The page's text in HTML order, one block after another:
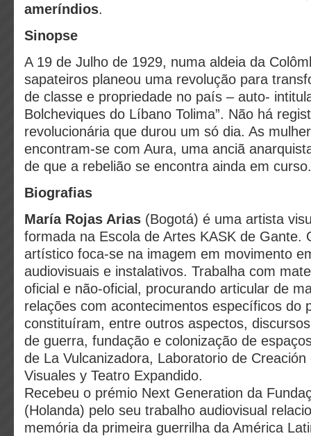
ameríndios.
Sinopse
A 19 de Julho de 1929, numa aldeia da
sapateiros planeou uma revolução para
de classe e propriedade no país – auto-
Bolcheviques do Líbano Tolima”. Não há
revolucionária que durou um só dia. As
encontram-se com Aura, uma anciã
de que a rebelião se encontra ainda em curso.
Biografias
María Rojas Arias (Bogotá) é uma artista
formada na Escola de Artes KASK de Gante.
artístico foca-se na imagem em movimento
audiovisuais e instalativos. Trabalha com
oficial e não-oficial, procurando articular de
relações com acontecimentos específicos do
constituíram, entre outros aspectos,
de guerra, fundação e colonização de
de La Vulcanizadora, Laboratorio de Creación
Visuales y Teatro Expandido.
Recebeu o prémio Next Generation da
(Holanda) pelo seu trabalho audiovisual
memória da primeira guerrilha da América